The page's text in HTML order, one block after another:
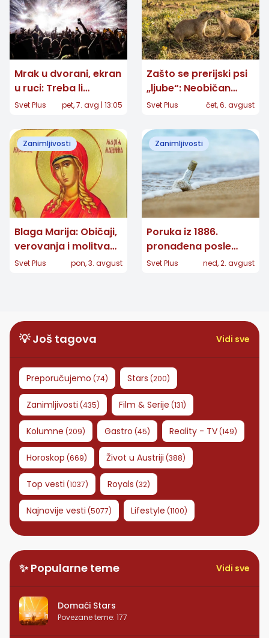
Mrak u dvorani, ekran
u ruci: Treba li
zabraniti telefone na
Svet Plus pet, 7. avg | 13:05
Zašto se prerijski psi
„ljube“: Neobičan
pozdrav otkriva ko
Svet Plus čet, 6. avgust
Zanimljivosti
Blaga Marija: Običaji,
verovanja i molitva
velike zaštitnice žena
Svet Plus pon, 3. avgust
Zanimljivosti
Poruka iz 1886.
pronađena posle
skoro 132 godine:
Svet Plus ned, 2. avgust
💡 Još tagova Vidi sve
Preporučujemo (74) Stars (200)
Zanimljivosti (435) Film & Serije (131)
Kolumne (209) Gastro (45) Reality - TV(149)
Horoskop (669) Život u Austriji (388)
Top vesti (1037) Royals (32)
Najnovije vesti (5077) Lifestyle (1100)
✨ Popularne teme Vidi sve
Domaći Stars
Povezane teme: 177